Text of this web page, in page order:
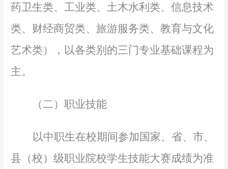
药卫生类、工业类、土木水利类、信息技术
类、财经商贸类、旅游服务类、教育与文化
艺术类），以各类别的三门专业基础课程为
主。
（二）职业技能
以中职生在校期间参加国家、省、市、
县（校）级职业院校学生技能大赛成绩为准